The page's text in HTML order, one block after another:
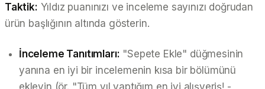
Taktik: Yıldız puanınızı ve inceleme sayınızı doğrudan
ürün başlığının altında gösterin.
İnceleme Tanıtımları: "Sepete Ekle" düğmesinin
yanına en iyi bir incelemenin kısa bir bölümünü
ekleyin (ör. "Tüm yıl yaptığım en iyi alışveriş! -